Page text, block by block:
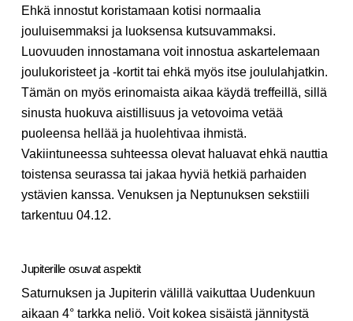
Ehkä innostut koristamaan kotisi normaalia
jouluisemmaksi ja luoksensa kutsuvammaksi.
Luovuuden innostamana voit innostua askartelemaan
joulukoristeet ja -kortit tai ehkä myös itse joululahjatkin.
Tämän on myös erinomaista aikaa käydä treffeillä, sillä
sinusta huokuva aistillisuus ja vetovoima vetää
puoleensa hellää ja huolehtivaa ihmistä.
Vakiintuneessa suhteessa olevat haluavat ehkä nauttia
toistensa seurassa tai jakaa hyviä hetkiä parhaiden
ystävien kanssa. Venuksen ja Neptunuksen sekstiili
tarkentuu 04.12.
Jupiterille osuvat aspektit
Saturnuksen ja Jupiterin välillä vaikuttaa Uudenkuun
aikaan 4° tarkka neliö. Voit kokea sisäistä jännitystä